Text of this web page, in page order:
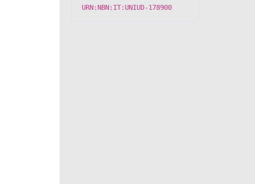
URN:NBN:IT:UNIUD-178900